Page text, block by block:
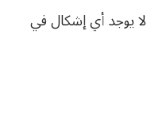
لا يوجد أي إشكال في